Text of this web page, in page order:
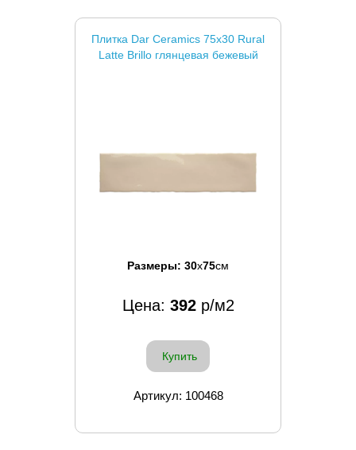
Плитка Dar Ceramics 75x30 Rural
Latte Brillo глянцевая бежевый
Размеры: 30x75см
Цена: 392р/м2
Купить
Артикул: 100468